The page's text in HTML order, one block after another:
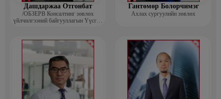
Дашдаржаа Отгонбат
/ОБЗЕРВ Консалтинг зөвлөх
үйлчилгээний байгууллагын Үүсгэн
Гантөмөр Болорчимэг
Ахлах сургуулийн зөвлөх